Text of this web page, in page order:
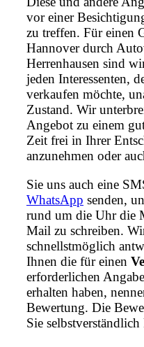
vor einer
zu treffen. Für einen
Hannover durch
Herrenhausen sind
jeden Interessenten,
verkaufen möchte,
Zustand. Wir
Angebot zu einem
Zeit frei in Ihrer
anzunehmen oder
Sie uns auch eine
WhatsApp senden,
rund um die Uhr die
Mail zu schreiben.
schnellstmöglich
Ihnen die für einen
erforderlichen
erhalten haben,
Bewertung. Die
Sie selbstverständlich